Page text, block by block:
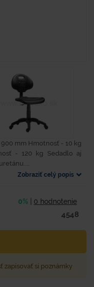
900 mm Hmotnosť - 10 kg
- 120 kg Sedadlo aj
Zobraziť celý popis
0% 0 hodnotenie
4548
zapisovať si poznámky